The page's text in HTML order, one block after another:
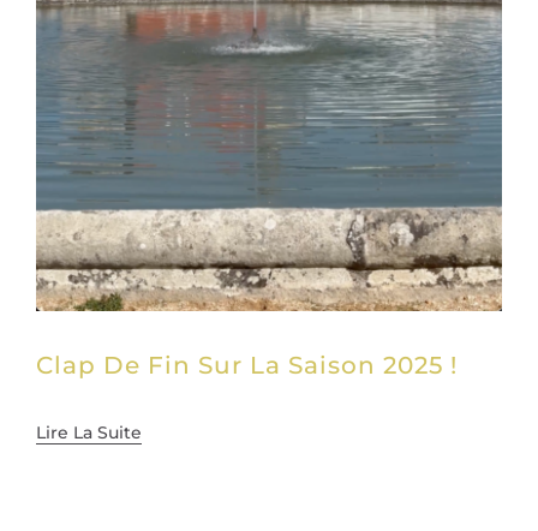
Clap De Fin Sur La Saison 2025 !
Lire La Suite